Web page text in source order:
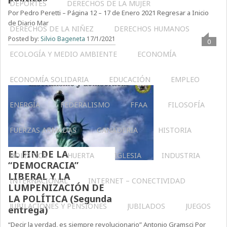
DEPORTES DERECHOS DE LA MUJER
DERECHOS DE LA NIÑEZ DERECHOS HUMANOS
ECOLOGÍA Y MEDIO AMBIENTE ECONOMÍA
ECONOMÍA SOLIDARIA EDUCACIÓN EMPLEO
ENERGÍA FEDERALISMO FFAA FILOSOFÍA
FUERZAS ARMADAS GANADERIA HISTORIA
HOLÍSTICA HUERTA IGLESIA INDUSTRIA
INTERNACIONAL INTERNET – CONECTIVIDAD
JUBILACIONES Y PENSIONES JUBILADOS JUEGOS
Por Pedro Peretti – Página 12 – 17 de Enero 2021 Regresar a Inicio
de Diario Mar
Posted by: Silvio Bageneta 17/1/2021 0
EL FIN DE LA
“DEMOCRACIA”
LIBERAL Y LA
LUMPENIZACIÓN DE
LA POLÍTICA (Segunda
entrega)
“Decir la verdad, es siempre revolucionario” Antonio Gramsci Por